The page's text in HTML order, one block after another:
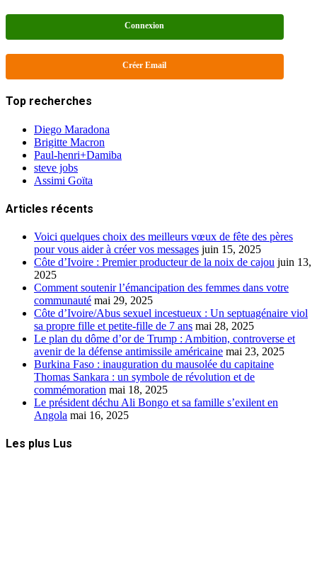
Connexion
Créer Email
Top recherches
Diego Maradona
Brigitte Macron
Paul-henri+Damiba
steve jobs
Assimi Goïta
Articles récents
Voici quelques choix des meilleurs vœux de fête des pères
pour vous aider à créer vos messages juin 15, 2025
Côte d’Ivoire : Premier producteur de la noix de cajou juin 13,
2025
Comment soutenir l’émancipation des femmes dans votre
communauté mai 29, 2025
Côte d’Ivoire/Abus sexuel incestueux : Un septuagénaire viol
sa propre fille et petite-fille de 7 ans mai 28, 2025
Le plan du dôme d’or de Trump : Ambition, controverse et
avenir de la défense antimissile américaine mai 23, 2025
Burkina Faso : inauguration du mausolée du capitaine
Thomas Sankara : un symbole de révolution et de
commémoration mai 18, 2025
Le président déchu Ali Bongo et sa famille s’exilent en
Angola mai 16, 2025
Les plus Lus